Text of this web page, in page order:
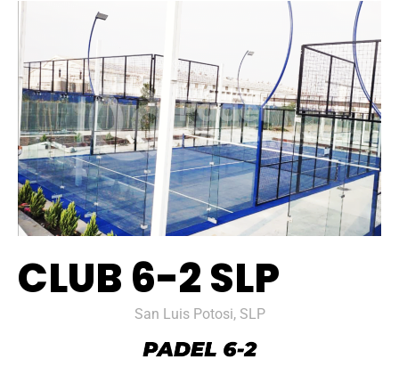
CLUB 6-2 SLP
San Luis Potosi, SLP